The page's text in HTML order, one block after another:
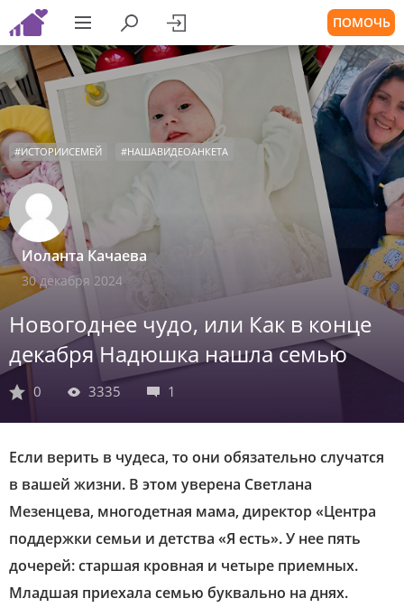
ПОМОЧЬ
#ИСТОРИИСЕМЕЙ #НАШАВИДЕОАНКЕТА
Иоланта Качаева
30 декабря 2024
Новогоднее чудо, или Как в конце
декабря Надюшка нашла семью
0 3335 1
Если верить в чудеса, то они обязательно случатся
в вашей жизни. В этом уверена Светлана
Мезенцева, многодетная мама, директор «Центра
поддержки семьи и детства «Я есть». У нее пять
дочерей: старшая кровная и четыре приемных.
Младшая приехала семью буквально на днях.